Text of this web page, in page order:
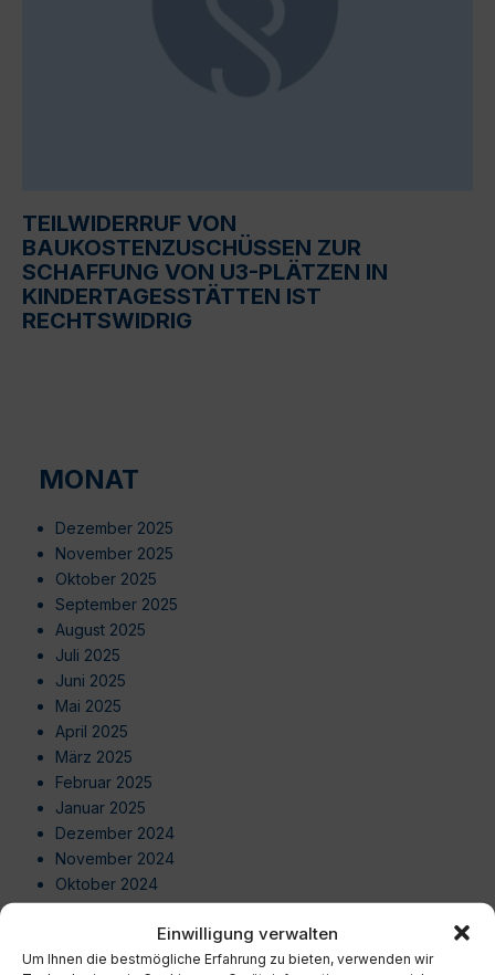
Einwilligung verwalten
Um Ihnen die bestmögliche Erfahrung zu bieten, verwenden wir
TEILWIDERRUF VON
BAUKOSTENZUSCHÜSSEN ZUR
SCHAFFUNG VON U3-PLÄTZEN IN
KINDERTAGESSTÄTTEN IST
RECHTSWIDRIG
MONAT
Dezember 2025
November 2025
Oktober 2025
September 2025
August 2025
Juli 2025
Juni 2025
Mai 2025
April 2025
März 2025
Februar 2025
Januar 2025
Dezember 2024
November 2024
Oktober 2024
September 2024
Juli 2024